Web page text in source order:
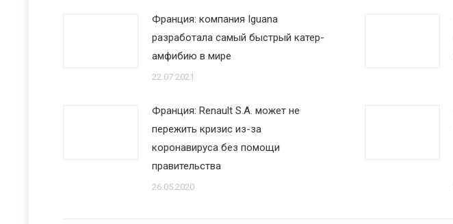
Франция: компания Iguana
разработала самый быстрый катер-
амфибию в мире
22.07.2021
Франция: Renault S.A. может не
пережить кризис из-за
коронавируса без помощи
правительства
26.05.2020